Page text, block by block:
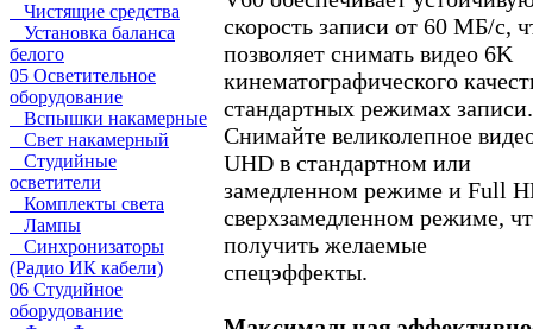
Чистящие средства
Установка баланса
белого
05 Осветительное
оборудование
Вспышки накамерные
Свет накамерный
Студийные
осветители
Комплекты света
Лампы
Синхронизаторы
(Радио ИК кабели)
06 Студийное
оборудование
скорость записи от 60 МБ/с,
позволяет снимать видео 6K
кинематографического
стандартных режимах записи.
Снимайте великолепное
UHD в стандартном или
замедленном режиме и Full
сверхзамедленном режиме,
получить желаемые
спецэффекты.